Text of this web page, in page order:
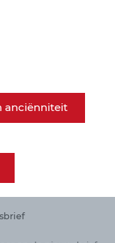
anciënniteit